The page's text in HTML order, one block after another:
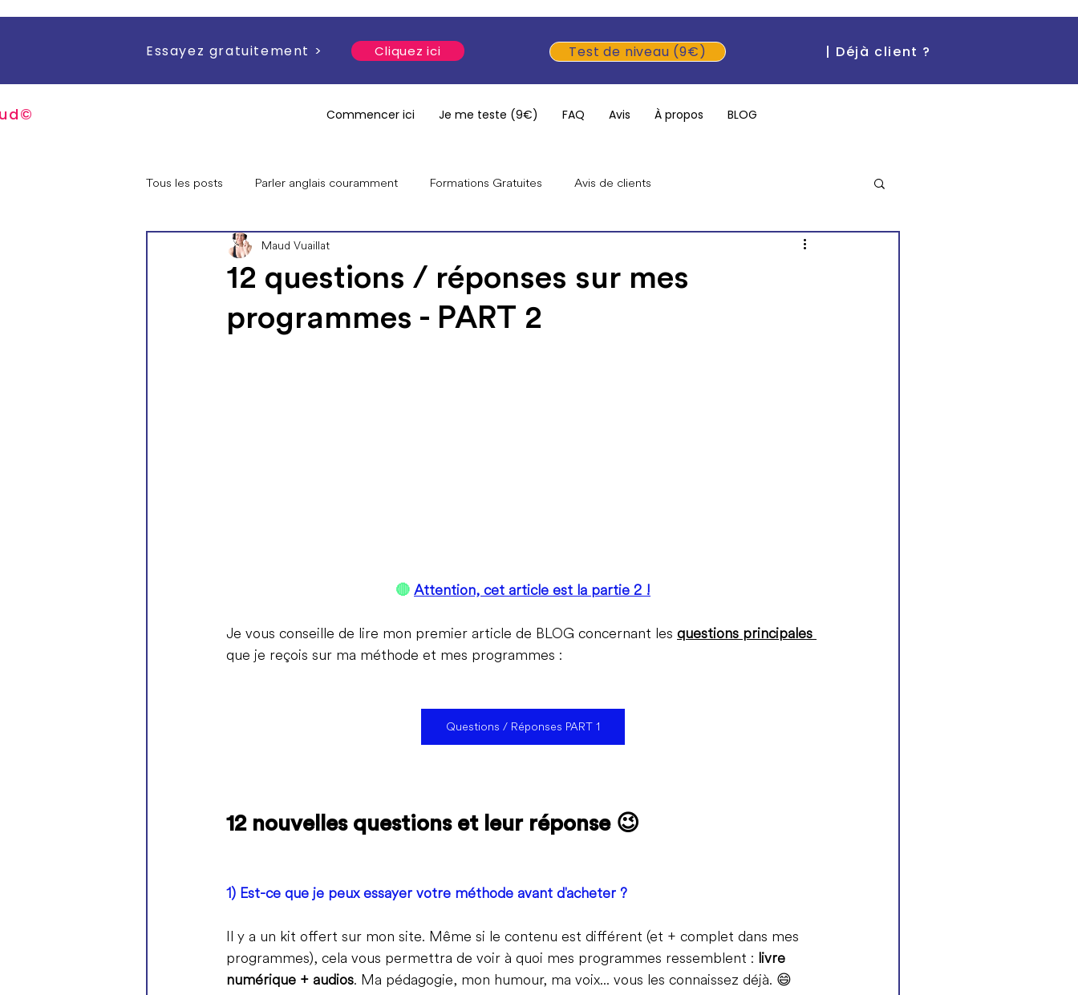
Essayez gratuitement > Cliquez ici Test de niveau (9€) | Déjà client ?
d© Commencer ici Je me teste (9€) FAQ Avis À propos BLOG
Tous les posts Parler anglais couramment Formations Gratuites Avis de clients
Questions sur moi / mes programmes "I can't believe it!"
Offres spéciales
12 questions / réponses sur mes
programmes - PART 2
Maud Vuaillat
🔴 Attention, cet article est la partie 2 !
Je vous conseille de lire mon premier article de BLOG concernant les questions principales
que je reçois sur ma méthode et mes programmes :
Questions / Réponses PART 1
12 nouvelles questions et leur réponse 😉
1) Est-ce que je peux essayer votre méthode avant d'acheter ?
Il y a un kit offert sur mon site. Même si le contenu est différent (et + complet dans mes
programmes), cela vous permettra de voir à quoi mes programmes ressemblent : livre
numérique + audios. Ma pédagogie, mon humour, ma voix... vous les connaissez déjà. 😄